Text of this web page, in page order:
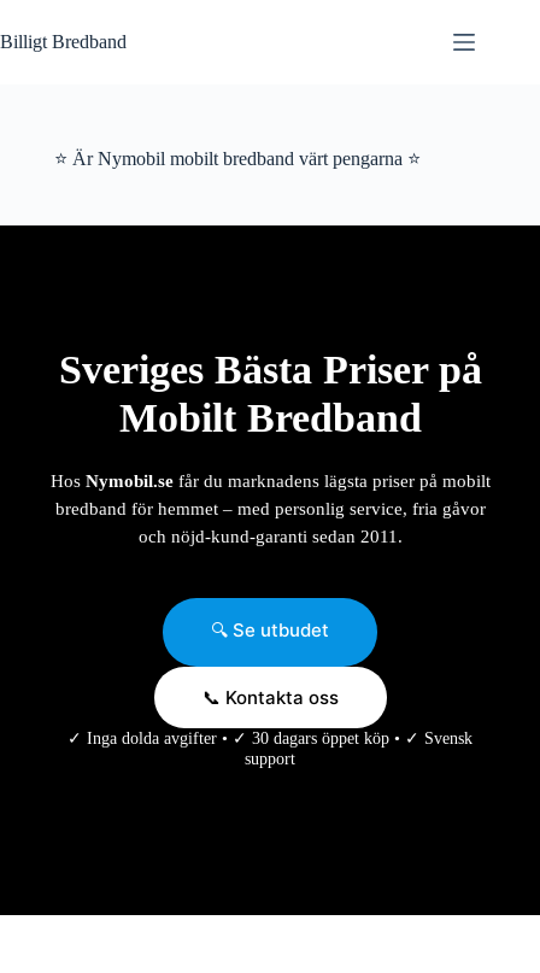
till
innehåll
Billigt Bredband
⭐ Är Nymobil mobilt bredband värt pengarna ⭐
Sveriges Bästa Priser på
Mobilt Bredband
Hos Nymobil.sefår du marknadens lägsta priser på mobilt
bredband för hemmet – med personlig service, fria gåvor
och nöjd-kund-garanti sedan 2011.
🔍 Se utbudet
📞 Kontakta oss
✓ Inga dolda avgifter • ✓ 30 dagars öppet köp • ✓ Svensk
support